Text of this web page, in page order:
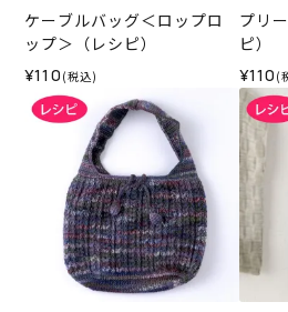
ケーブルバッグ＜ロップロ
ップ＞（レシピ）
¥110 (税込)
プリ
ピ）
¥110 (